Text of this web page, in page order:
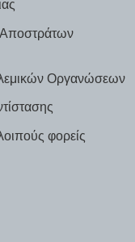
Οργανώσεων
φορείς